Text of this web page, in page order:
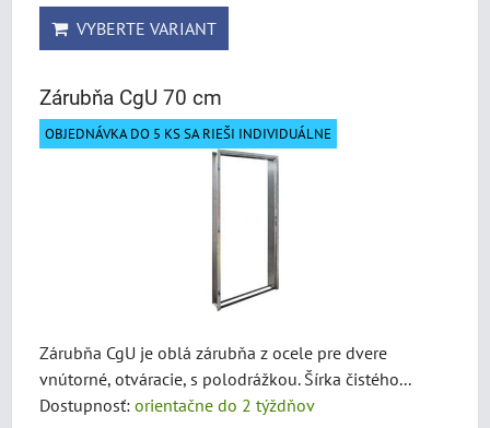
VYBERTE VARIANT
Zárubňa CgU 70 cm
OBJEDNÁVKA DO 5 KS SA RIEŠI INDIVIDUÁLNE
Zárubňa CgU je oblá zárubňa z ocele pre dvere
vnútorné, otváracie, s polodrážkou. Šírka čistého...
Dostupnosť: orientačne do 2 týždňov